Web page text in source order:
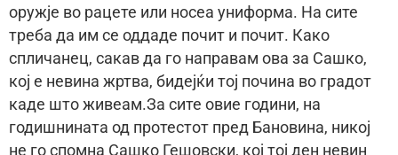
оружје во рацете или носеа униформа. На сите
треба да им се оддаде почит и почит. Како
спличанец, сакав да го направам ова за Сашко,
кој е невина жртва, бидејќи тој почина во градот
каде што живеам.За сите овие години, на
годишнината од протестот пред Бановина, никој
не го спомна Сашко Гешовски, кој тој ден невин